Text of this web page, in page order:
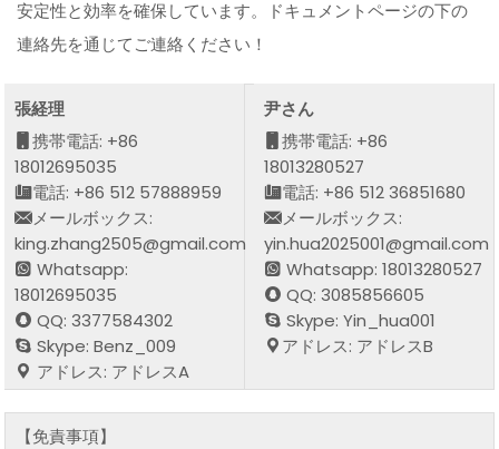
安定性と効率を確保しています。ドキュメントページの下の
連絡先を通じてご連絡ください！
張経理
携帯電話: +86
18012695035
電話: +86 512 57888959
メールボックス:
king.zhang2505@gmail.com
Whatsapp:
18012695035
QQ: 3377584302
Skype: Benz_009
アドレス: アドレスA
尹さん
携帯電話: +86
18013280527
電話: +86 512 36851680
メールボックス:
yin.hua2025001@gmail.com
Whatsapp: 18013280527
QQ: 3085856605
Skype: Yin_hua001
アドレス: アドレスB
【免責事項】